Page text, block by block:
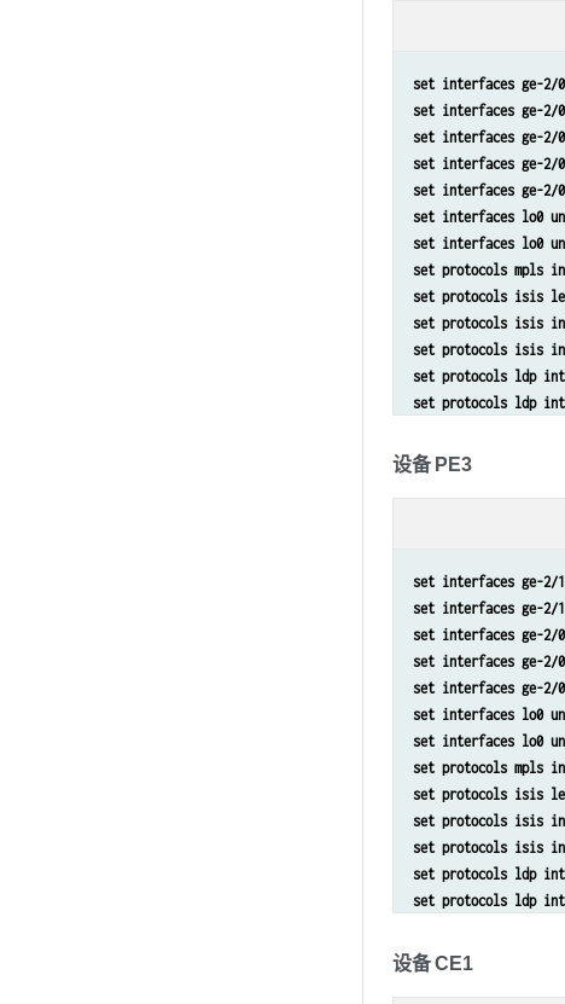
set protocols
set protocols
set routing-options
set interfaces ge-2/
set interfaces ge-
set interfaces ge-2/
set interfaces ge-
set interfaces ge-2/
set interfaces lo0
set interfaces lo0
set protocols mpls
set protocols isis
set protocols isis
set protocols isis
set protocols ldp
set protocols ldp
set routing-
设备 PE3
set interfaces ge-2/
set interfaces ge-
set interfaces ge-2/
set interfaces ge-
set interfaces ge-2/
set interfaces lo0
set interfaces lo0
set protocols mpls
set protocols isis
set protocols isis
set protocols isis
set protocols ldp
set protocols ldp
set routing-
设备 CE1